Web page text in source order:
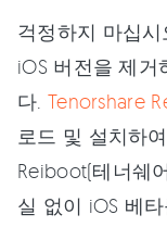
걱정하지 마십
iOS 버전을 제
다. Tenorshare
로드 및 설치하
Reiboot(테너쉐
실 없이 iOS 베